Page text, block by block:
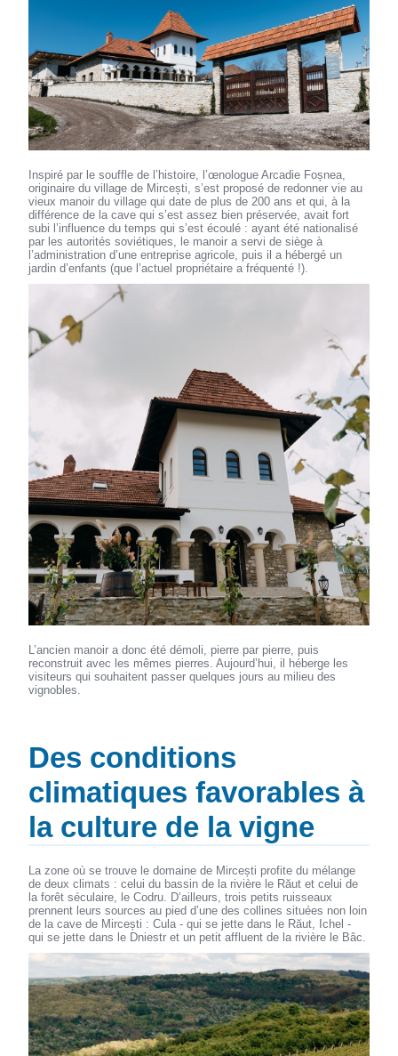
Inspiré par le souffle de l’histoire, l’œnologue Arcadie Foșnea,
originaire du village de Mircești, s’est proposé de redonner vie au
vieux manoir du village qui date de plus de 200 ans et qui, à la
différence de la cave qui s’est assez bien préservée, avait fort
subi l’influence du temps qui s’est écoulé : ayant été nationalisé
par les autorités soviétiques, le manoir a servi de siège à
l’administration d’une entreprise agricole, puis il a hébergé un
jardin d’enfants (que l’actuel propriétaire a fréquenté !).
L’ancien manoir a donc été démoli, pierre par pierre, puis
reconstruit avec les mêmes pierres. Aujourd’hui, il héberge les
visiteurs qui souhaitent passer quelques jours au milieu des
vignobles.
Des conditions
climatiques favorables à
la culture de la vigne
La zone où se trouve le domaine de Mircești profite du mélange
de deux climats : celui du bassin de la rivière le Răut et celui de
la forêt séculaire, le Codru. D’ailleurs, trois petits ruisseaux
prennent leurs sources au pied d’une des collines situées non loin
de la cave de Mircești : Cula - qui se jette dans le Răut, Ichel -
qui se jette dans le Dniestr et un petit affluent de la rivière le Bâc.